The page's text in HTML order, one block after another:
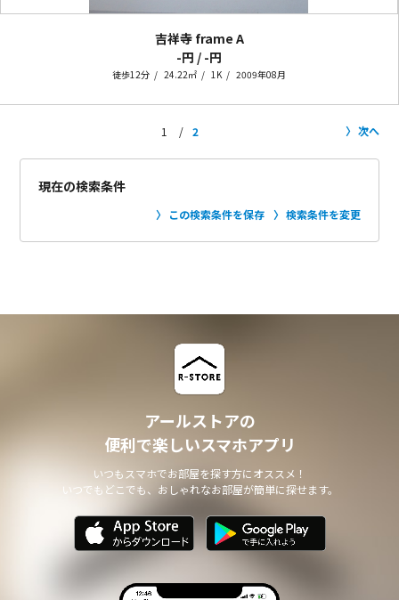
吉祥寺 frame A
-円 / -円
徒歩12分 24.22㎡ 1K 2009年08月
1 2 次へ
現在の検索条件
検索条件を変更
この検索条件を保存
アールストアの
便利で楽しいスマホアプリ
いつもスマホでお部屋を探す方にオススメ！
いつでもどこでも、おしゃれなお部屋が簡単に探せます。